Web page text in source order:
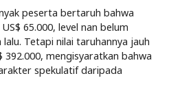
peserta bertaruh bahwa
65.000, level nan belum
Tetapi nilai taruhannya jauh
392.000, mengisyaratkan bahwa
spekulatif daripada